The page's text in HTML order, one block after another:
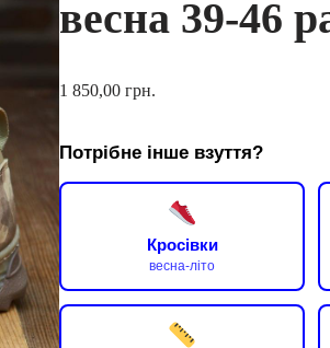
весна 39-46
1 850,00грн.
Потрібне інше взуття?
Кросівки
весна-літо